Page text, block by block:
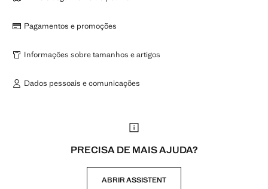
Pagamentos e promoções
Informações sobre tamanhos e artigos
Dados pessoais e comunicações
PRECISA DE MAIS AJUDA?
ABRIR ASSISTENT